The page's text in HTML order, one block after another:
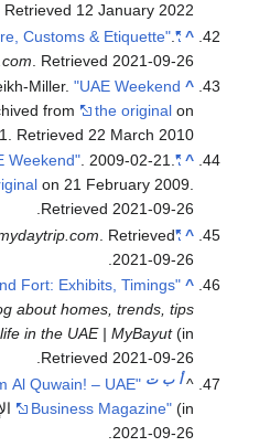
. Retrieved 12 January 2022
^
"UAE - Language, Culture, Customs & Etiquette"
.
. Retrieved 2021-09-26
^
Miller."UAE Weekend
from the original on
. Retrieved 22 March 2010
^
"Gulfnews: New UAE Weekend"
. 2009-02-21.
on 21 February 2009.
Retrieved2021-09-26
.
^
"Umm Al Quwain Fort"
. Retrieved
2021-09-26
^
Fort: Exhibits, Timings
about homes, trends, tips
in the UAE | MyBayut(in الإنجليزية الأمريكية)
Retrieved 2021-09-26
^أ ب ت
Al Quwain! – UAE
Business Magazine" (in الإنجليزية الأمريكية)
2021-09-26